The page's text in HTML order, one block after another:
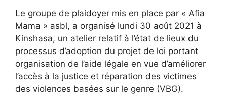
Le groupe de plaidoyer mis en place par « Afia
Mama » asbl, a organisé lundi 30 août 2021 à
Kinshasa, un atelier relatif à l’état de lieux du
processus d’adoption du projet de loi portant
organisation de l’aide légale en vue d’améliorer
l’accès à la justice et réparation des victimes
des violences basées sur le genre (VBG).